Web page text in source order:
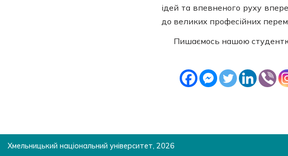
ідей та впевненого руху
до великих професійних
Пишаємось нашою
Хмельницький національний університет, 2026